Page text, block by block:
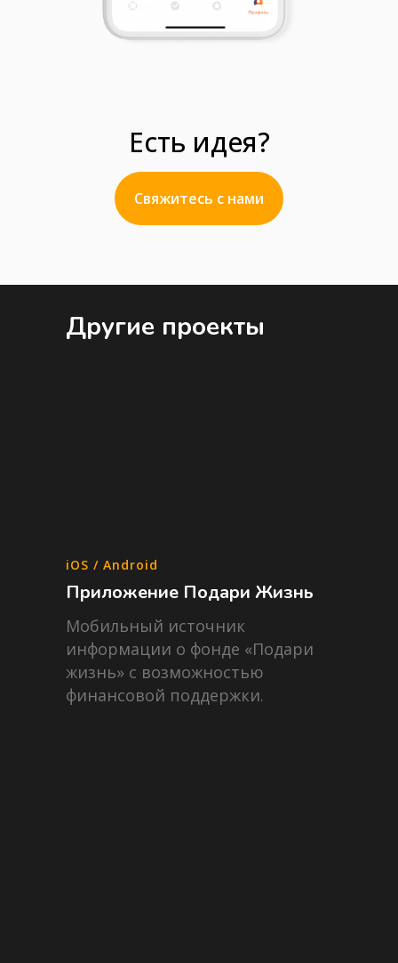
Есть идея?
Свяжитесь с нами
Другие проекты
iOS / Android
Приложение Подари Жизнь
Мобильный источник
информации о фонде «Подари
жизнь» с возможностью
финансовой поддержки.